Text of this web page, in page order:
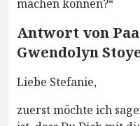
machen können?“
Antwort von
Gwendolyn
Liebe Stefanie,
zuerst möchte ich